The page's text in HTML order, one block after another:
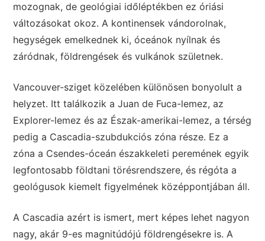
mozognak, de geológiai időléptékben ez óriási
változásokat okoz. A kontinensek vándorolnak,
hegységek emelkednek ki, óceánok nyílnak és
záródnak, földrengések és vulkánok születnek.
Vancouver-sziget közelében különösen bonyolult a
helyzet. Itt találkozik a Juan de Fuca-lemez, az
Explorer-lemez és az Észak-amerikai-lemez, a térség
pedig a Cascadia-szubdukciós zóna része. Ez a
zóna a Csendes-óceán északkeleti peremének egyik
legfontosabb földtani törésrendszere, és régóta a
geológusok kiemelt figyelmének középpontjában áll.
A Cascadia azért is ismert, mert képes lehet nagyon
nagy, akár 9-es magnitúdójú földrengésekre is. A